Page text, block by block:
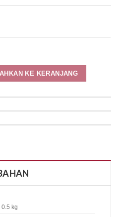
KE KERANJANG
0.5 kg